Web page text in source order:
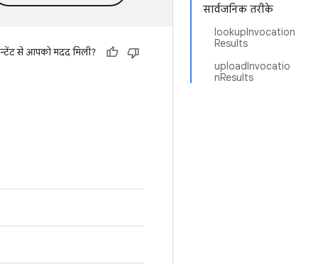
सार्वजनिक तरीके
lookupInvocation
Results
uploadInvocatio
nResults
से आपको मदद मिली?